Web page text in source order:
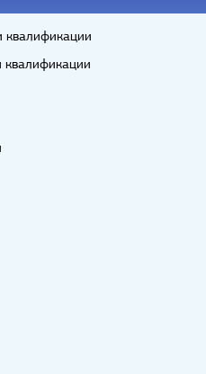
квалификации
квалификации